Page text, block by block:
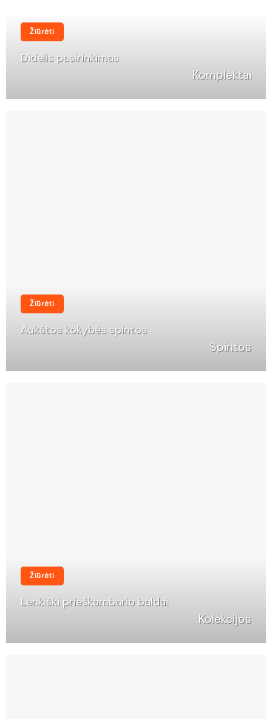
Žiūrėti
Didelis pasirinkimas
Komplektai
Žiūrėti
Aukštos kokybės spintos
Spintos
Žiūrėti
Lenkiški prieškambario baldai
Kolekcijos